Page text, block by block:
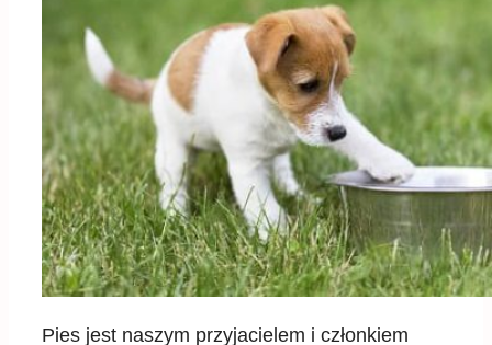
Pies jest naszym przyjacielem i członkiem